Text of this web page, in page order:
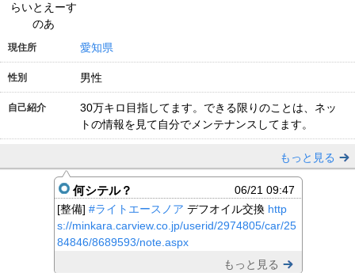
らいとえーす
のあ
現住所 愛知県
性別 男性
自己紹介
30万キロ目指してます。できる限りのことは、ネッ
トの情報を見て自分でメンテナンスしてます。
もっと見る
何シテル？
06/21 09:47
[整備] #ライトエースノア デフオイル交換 http
s://minkara.carview.co.jp/userid/2974805/car/25
84846/8689593/note.aspx
もっと見る